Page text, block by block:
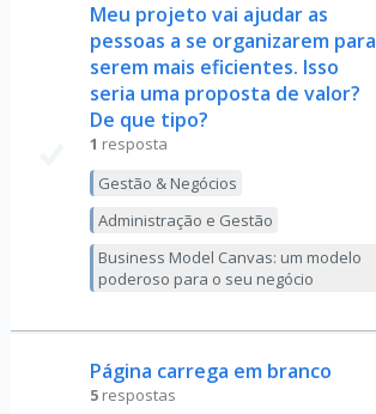
Meu projeto vai ajudar as
pessoas a se organizarem para
serem mais eficientes. Isso
seria uma proposta de valor?
De que tipo?
1 resposta
Gestão & Negócios
Administração e Gestão
Business Model Canvas: um modelo
poderoso para o seu negócio
Página carrega em branco
5 respostas